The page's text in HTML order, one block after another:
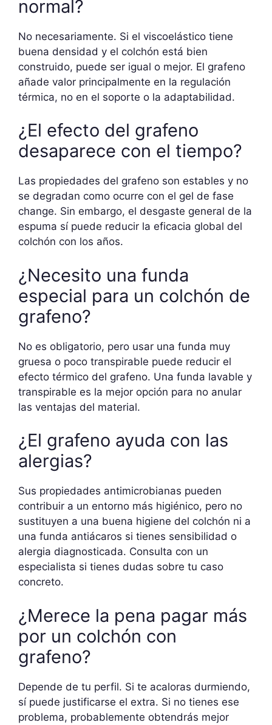
normal?
No necesariamente. Si el viscoelástico tiene
buena densidad y el colchón está bien
construido, puede ser igual o mejor. El grafeno
añade valor principalmente en la regulación
térmica, no en el soporte o la adaptabilidad.
¿El efecto del grafeno
desaparece con el tiempo?
Las propiedades del grafeno son estables y no
se degradan como ocurre con el gel de fase
change. Sin embargo, el desgaste general de la
espuma sí puede reducir la eficacia global del
colchón con los años.
¿Necesito una funda
especial para un colchón de
grafeno?
No es obligatorio, pero usar una funda muy
gruesa o poco transpirable puede reducir el
efecto térmico del grafeno. Una funda lavable y
transpirable es la mejor opción para no anular
las ventajas del material.
¿El grafeno ayuda con las
alergias?
Sus propiedades antimicrobianas pueden
contribuir a un entorno más higiénico, pero no
sustituyen a una buena higiene del colchón ni a
una funda antiácaros si tienes sensibilidad o
alergia diagnosticada. Consulta con un
especialista si tienes dudas sobre tu caso
concreto.
¿Merece la pena pagar más
por un colchón con
grafeno?
Depende de tu perfil. Si te acaloras durmiendo,
sí puede justificarse el extra. Si no tienes ese
problema, probablemente obtendrás mejor